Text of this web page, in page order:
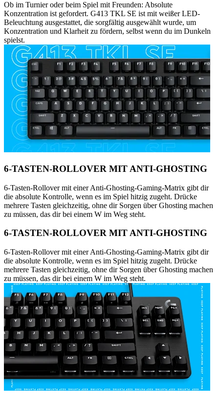
Ob im Turnier oder beim Spiel mit Freunden: Absolute
Konzentration ist gefordert. G413 TKL SE ist mit weißer LED-
Beleuchtung ausgestattet, die sorgfältig ausgewählt wurde, um
Konzentration und Klarheit zu fördern, selbst wenn du im Dunkeln
spielst.
6-TASTEN-ROLLOVER MIT ANTI-GHOSTING
6-Tasten-Rollover mit einer Anti-Ghosting-Gaming-Matrix gibt dir
die absolute Kontrolle, wenn es im Spiel hitzig zugeht. Drücke
mehrere Tasten gleichzeitig, ohne dir Sorgen über Ghosting machen
zu müssen, das dir bei einem W im Weg steht.
6-TASTEN-ROLLOVER MIT ANTI-GHOSTING
6-Tasten-Rollover mit einer Anti-Ghosting-Gaming-Matrix gibt dir
die absolute Kontrolle, wenn es im Spiel hitzig zugeht. Drücke
mehrere Tasten gleichzeitig, ohne dir Sorgen über Ghosting machen
zu müssen, das dir bei einem W im Weg steht.